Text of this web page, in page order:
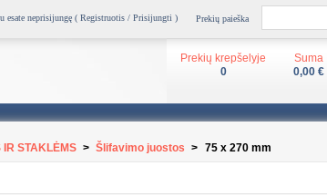
Prekių paieška
esate neprisijungę ( Registruotis / Prisijungti )
Suma
0,00 €
Prekių krepšelyje
0
STAKLĖMS > Šlifavimo juostos > 75 x 270 mm